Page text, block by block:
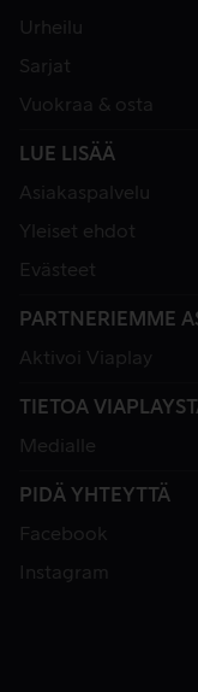
Urheilu
Sarjat
Vuokraa & osta
LUE LISÄÄ
Asiakaspalvelu
Yleiset ehdot
Evästeet
PARTNERIEMME
Aktivoi Viaplay
TIETOA
Medialle
PIDÄ YHTEYTTÄ
Facebook
Instagram